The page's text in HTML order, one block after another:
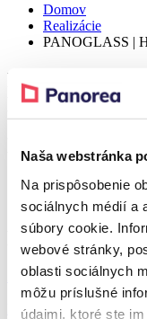
Naša webstránka
Na prispôsobenie
sociálnych médií a
súbory cookie.
webové stránky,
oblasti sociálnych
môžu príslušné
údajmi, ktoré ste
Domov
Realizácie
PANOGLASS |
PANOGLASS
Kolín
Detail
Realization – Kolín
Produkt z
Zľava 37 %
PANOGLASS